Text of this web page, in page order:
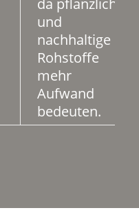
und
nachhaltige
Rohstoffe
mehr
Aufwand
bedeuten.